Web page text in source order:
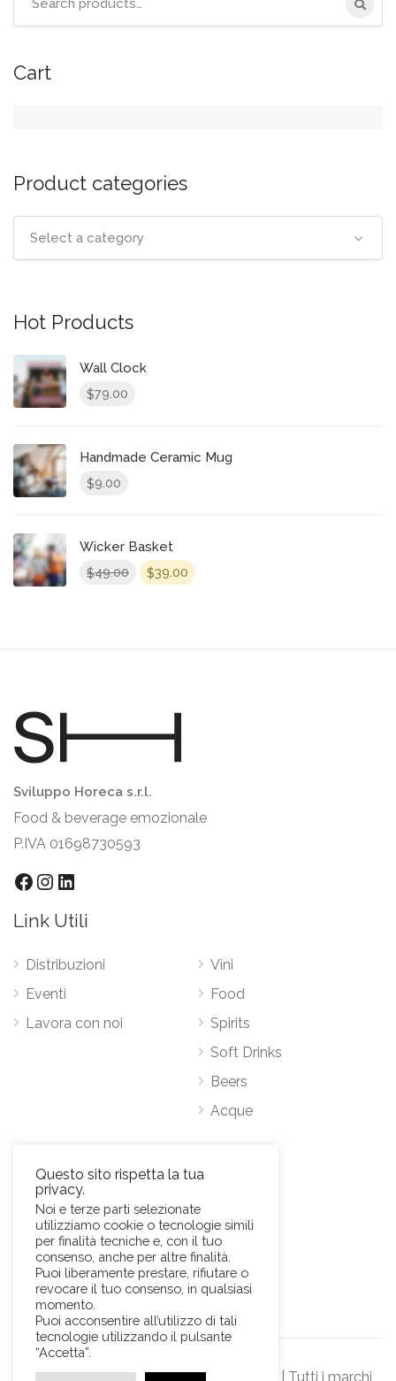
Cart
Product categories
Select a category
Hot Products
Wall Clock
$79.00
Handmade Ceramic Mug
$9.00
Wicker Basket
$49.00 $39.00
Sviluppo Horeca s.r.l.
Food & beverage emozionale
P.IVA 01698730593
Facebook
Instagram
LinkedIn
Link Utili
Distribuzioni
Eventi
Lavora con noi
Vini
Food
Spirits
Soft Drinks
Beers
Acque
Via Antonio Pacinotti 63, 00146 Roma
Mob.+39 3384389569
E-Mail:news@sviluppohoreca.it
© Sviluppo Horeca s.r.l. Official Website | Tutti i marchi
Questo sito rispetta la tua
privacy.
Noi e terze parti selezionate
utilizziamo cookie o tecnologie simili
per finalità tecniche e, con il tuo
consenso, anche per altre finalità.
Puoi liberamente prestare, rifiutare o
revocare il tuo consenso, in qualsiasi
momento.
Puoi acconsentire all’utilizzo di tali
tecnologie utilizzando il pulsante
“Accetta”.